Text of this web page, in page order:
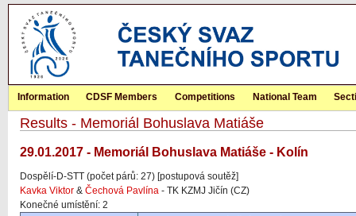
Information CDSF Members Competitions National Team
Results - Memoriál Bohuslava Matiáše
29.01.2017 - Memoriál Bohuslava Matiáše - Kolín
Dospělí-D-STT (počet párů: 27) [postupová soutěž]
Kavka Viktor & Čechová Pavlína - TK KZMJ Jičín (CZ)
Konečné umístění: 2